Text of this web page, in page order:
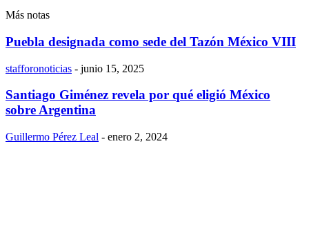
Más notas
Puebla designada como sede del Tazón México VIII
stafforonoticias - junio 15, 2025
Santiago Giménez revela por qué eligió México
sobre Argentina
Guillermo Pérez Leal - enero 2, 2024